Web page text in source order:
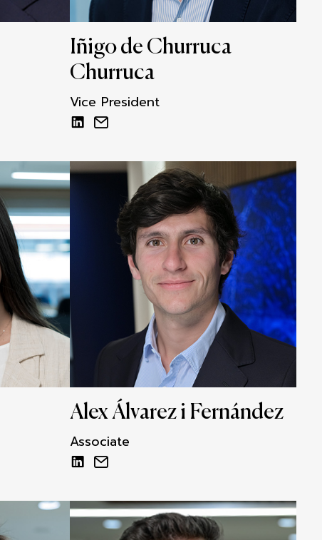
Iñigo de Churruca
Churruca
Vice President
Alex Álvarez i Fernández
Associate